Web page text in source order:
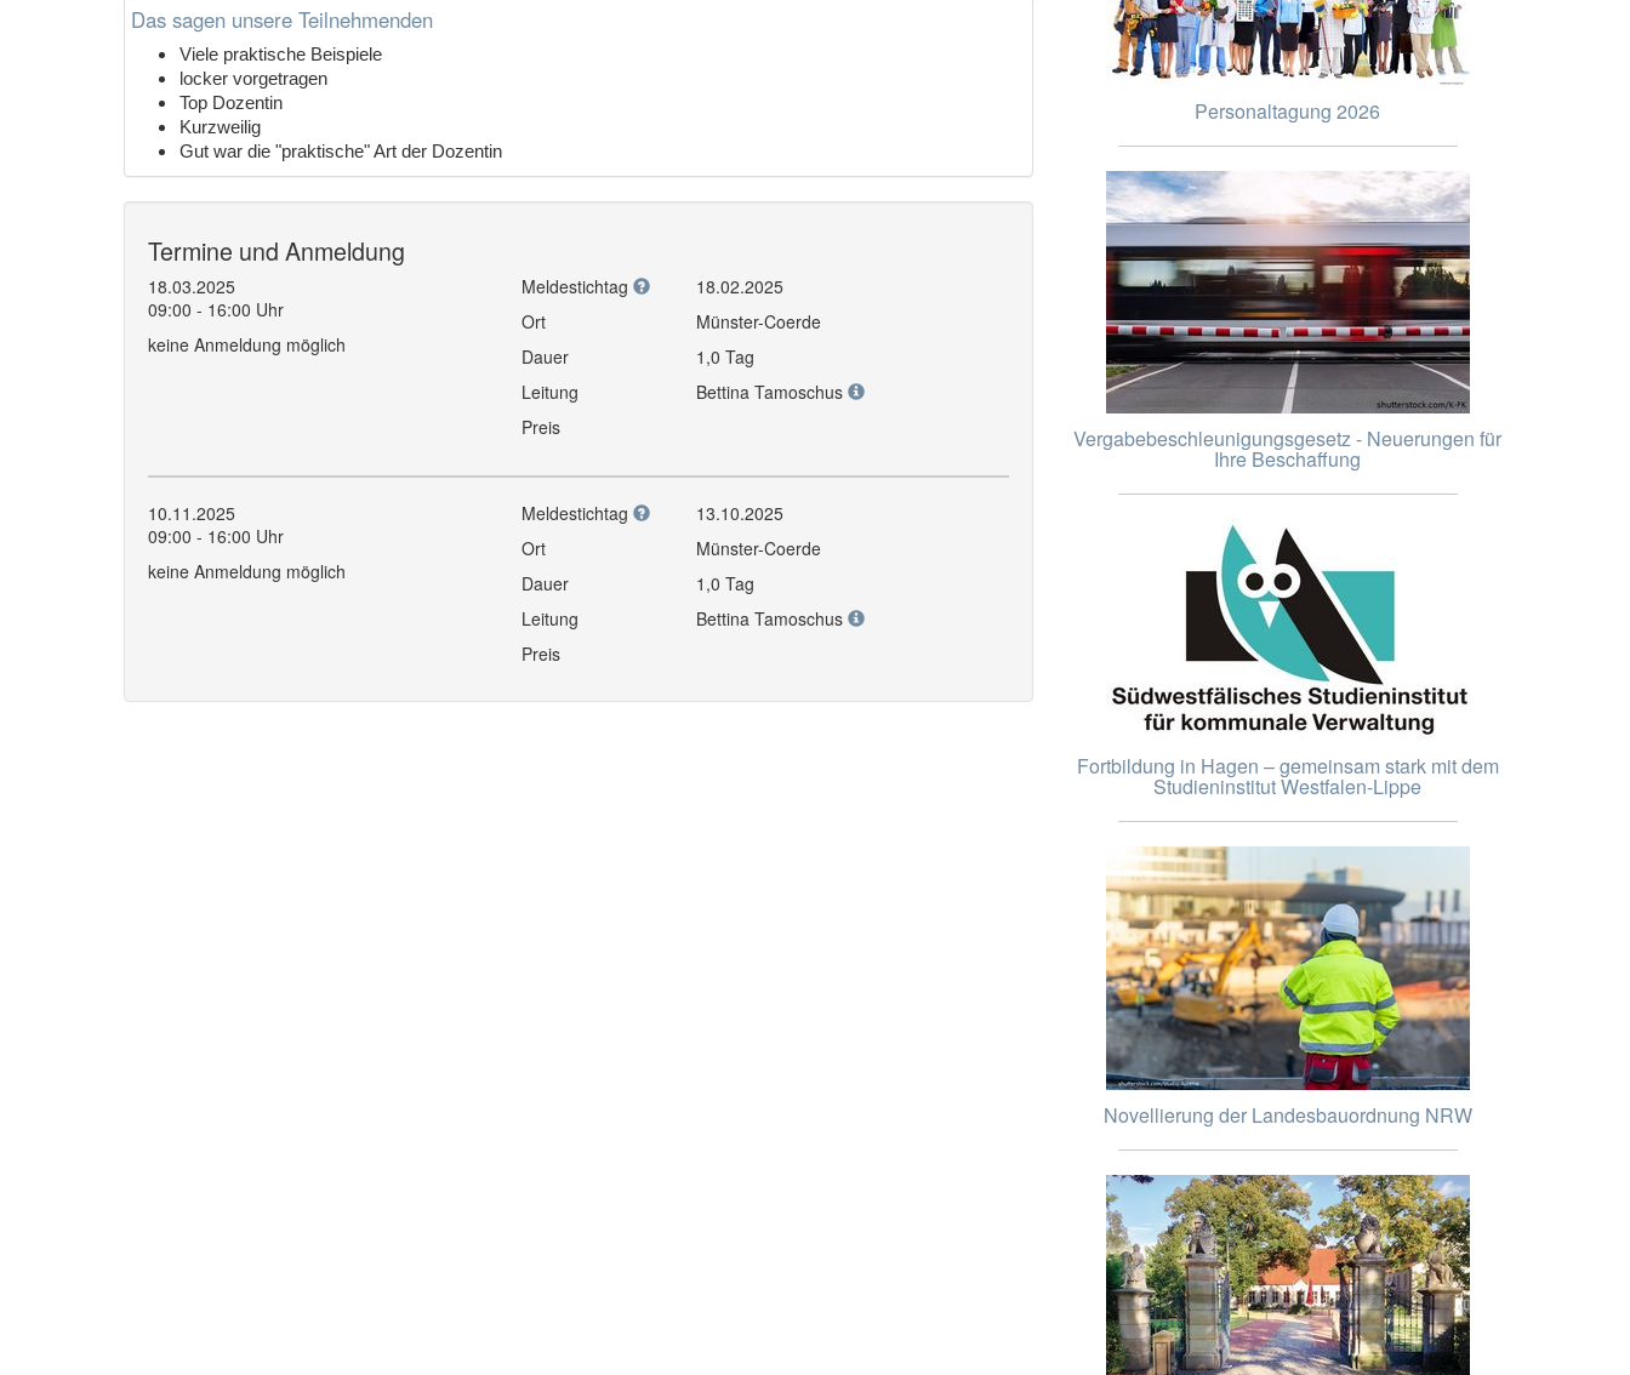
Das sagen unsere Teilnehmenden
Viele praktische Beispiele
locker vorgetragen
Top Dozentin
Kurzweilig
Gut war die "praktische" Art der Dozentin
Termine und Anmeldung
18.03.2025
09:00 - 16:00 Uhr
keine Anmeldung möglich
Meldestichtag
18.02.2025
Ort
Münster-Coerde
Dauer
1,0 Tag
Leitung
Bettina Tamoschus
Preis
10.11.2025
09:00 - 16:00 Uhr
keine Anmeldung möglich
Meldestichtag
13.10.2025
Ort
Münster-Coerde
Dauer
1,0 Tag
Leitung
Bettina Tamoschus
Preis
Personaltagung 2026
Vergabebeschleunigungsgesetz - Neuerungen für
Ihre Beschaffung
Fortbildung in Hagen – gemeinsam stark mit dem
Studieninstitut Westfalen-Lippe
Novellierung der Landesbauordnung NRW